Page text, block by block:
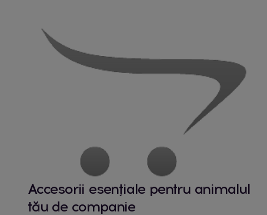
Accesorii esențiale pentru animalul
tău de companie